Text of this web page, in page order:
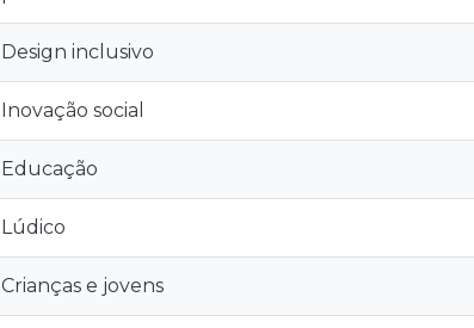
Design inclusivo
Inovação social
Educação
Lúdico
Crianças e jovens